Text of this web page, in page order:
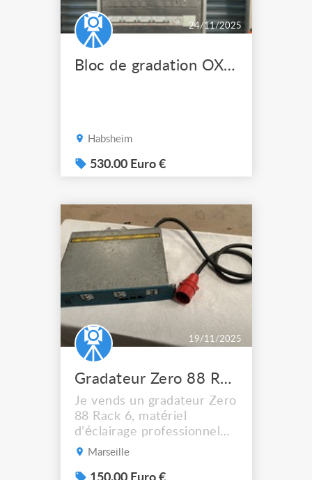
24/11/2025
Bloc de gradation OXO Omerak 24
Habsheim
530.00 Euro €
19/11/2025
Gradateur Zero 88 Rack 6 6 canaux matériel professionnel
Je vends un gradateur Zero
88 Rack 6, matériel
d’éclairage professionnel
robuste et fiable, parfait
Marseille